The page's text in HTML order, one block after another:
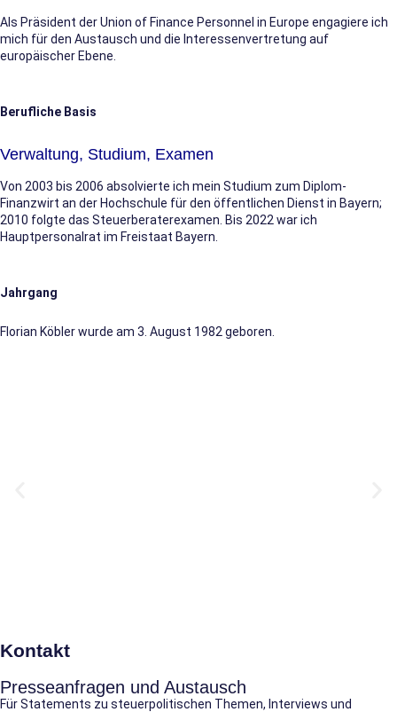
Als Präsident der Union of Finance Personnel in Europe engagiere ich
mich für den Austausch und die Interessenvertretung auf
europäischer Ebene.
Berufliche Basis
Verwaltung, Studium, Examen
Von 2003 bis 2006 absolvierte ich mein Studium zum Diplom-
Finanzwirt an der Hochschule für den öffentlichen Dienst in Bayern;
2010 folgte das Steuerberaterexamen. Bis 2022 war ich
Hauptpersonalrat im Freistaat Bayern.
Jahrgang
Florian Köbler wurde am 3. August 1982 geboren.
Kontakt
Presseanfragen und Austausch
Für Statements zu steuerpolitischen Themen, Interviews und